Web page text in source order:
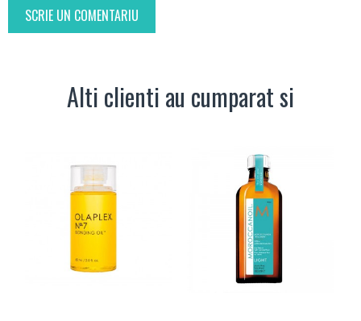
SCRIE UN COMENTARIU
Alti clienti au cumparat si